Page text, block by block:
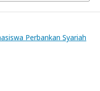
Perbankan Syariah